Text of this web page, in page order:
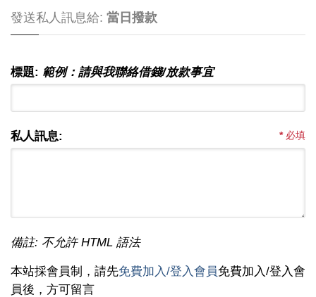
發送私人訊息給: 當日撥款
標題: 範例：請與我聯絡借錢/放款事宜
*必填
私人訊息:
備註: 不允許 HTML 語法
本站採會員制，請先免費加入/登入會員免費加入/登入會
員後，方可留言